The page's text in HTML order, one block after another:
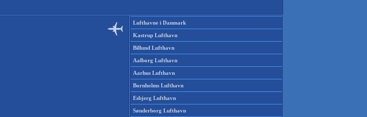
Lufthavne i Danmark
Kastrup Lufthavn
Billund Lufthavn
Aalborg Lufthavn
Aarhus Lufthavn
Bornholms Lufthavn
Esbjerg Lufthavn
Sønderborg Lufthavn